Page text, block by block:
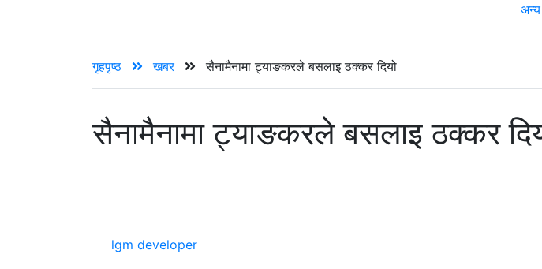
अन्य
गृहपृष्ठ खबर सैनामैनामा ट्याङकरले बसलाइ ठक्कर दियो
सैनामैनामा ट्याङकरले बसलाइ ठक्कर
lgm developer